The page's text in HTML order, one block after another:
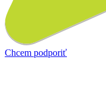
Chcem podporiť